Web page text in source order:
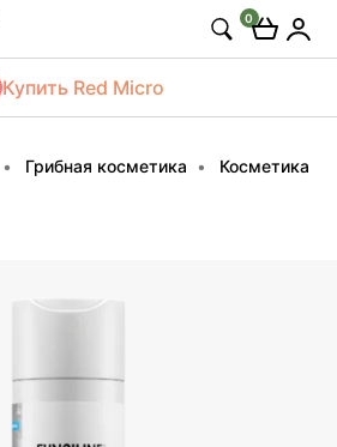
0
Купить Red Micro
Грибная косметика
Косметика